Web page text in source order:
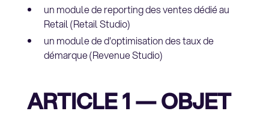
un module de reporting des ventes dédié au
Retail (Retail Studio)
un module de d'optimisation des taux de
démarque (Revenue Studio)
ARTICLE 1 — OBJET